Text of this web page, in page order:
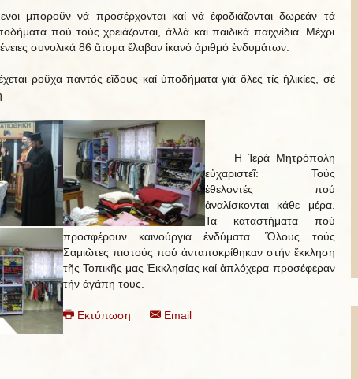
μποροῦν νά προσέρχονται καί νά ἐφοδιάζονται δωρεάν τά
πού τούς χρειάζονται, ἀλλά καί παιδικά παιχνίδια. Μέχρι
συνολικά 86 ἄτομα ἔλαβαν ἱκανό ἀριθμό ἐνδυμάτων.
ροῦχα παντός εἴδους καί ὑποδήματα γιά ὅλες τίς ἡλικίες, σέ
H Ἱερά Μητρόπολη
εὐχαριστεῖ: Τούς
ἐθελοντές πού
ἀναλίσκονται κάθε μέρα.
Τα καταστήματα πού
προσφέρουν καινούργια ἐνδύματα. Ὅλους τούς
Σαμιῶτες πιστούς πού ἀνταποκρίθηκαν στήν ἔκκληση
τῆς Τοπικῆς μας Ἐκκλησίας καί ἀπλόχερα προσέφεραν
τήν ἀγάπη τους.
Εκτύπωση Email